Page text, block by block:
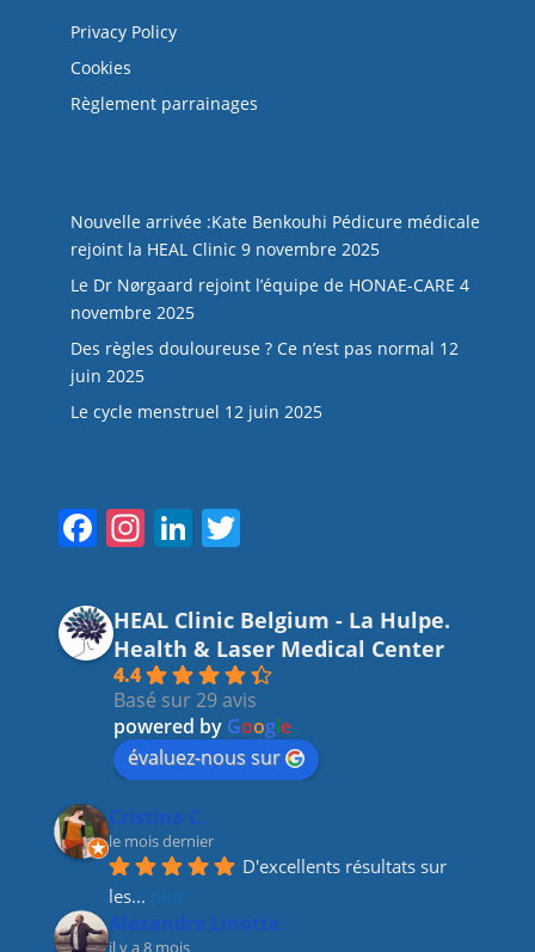
Privacy Policy
Cookies
Règlement parrainages
Nouvelle arrivée :Kate Benkouhi Pédicure médicale
rejoint la HEAL Clinic 9 novembre 2025
Le Dr Nørgaard rejoint l’équipe de HONAE-CARE 4
novembre 2025
Des règles douloureuse ? Ce n’est pas normal 12
juin 2025
Le cycle menstruel 12 juin 2025
F
a
c
e
b
o
o
k
In
st
a
gr
a
m
Li
n
k
e
dI
n
T
itt
er
HEAL Clinic Belgium - La Hulpe.
Health & Laser Medical Center
4.4
Basé sur 29 avis
powered by Google
évaluez-nous sur
Cristina C.
le mois dernier
D'excellents résultats sur
les... plus
Alexandre Linotte
il y a 8 mois